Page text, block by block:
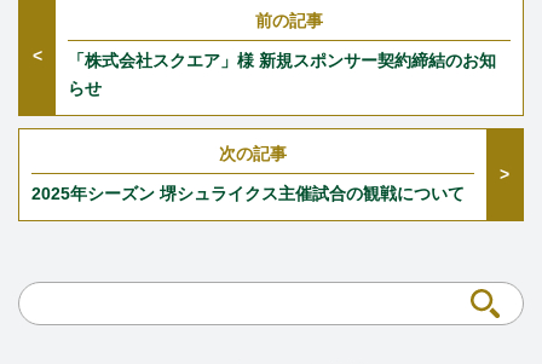
前の記事
「株式会社スクエア」様 新規スポンサー契約締結のお知
らせ
次の記事
2025年シーズン 堺シュライクス主催試合の観戦について